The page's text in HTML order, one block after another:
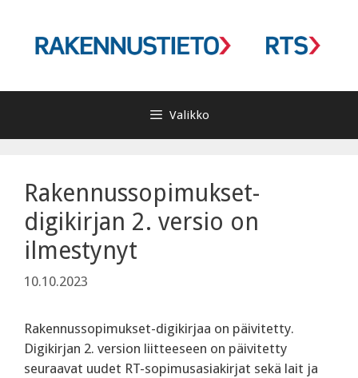
Valikko
Rakennussopimukset-
digikirjan 2. versio on
ilmestynyt
10.10.2023
Rakennussopimukset-digikirjaa on päivitetty.
Digikirjan 2. version liitteeseen on päivitetty
seuraavat uudet RT-sopimusasiakirjat sekä lait ja